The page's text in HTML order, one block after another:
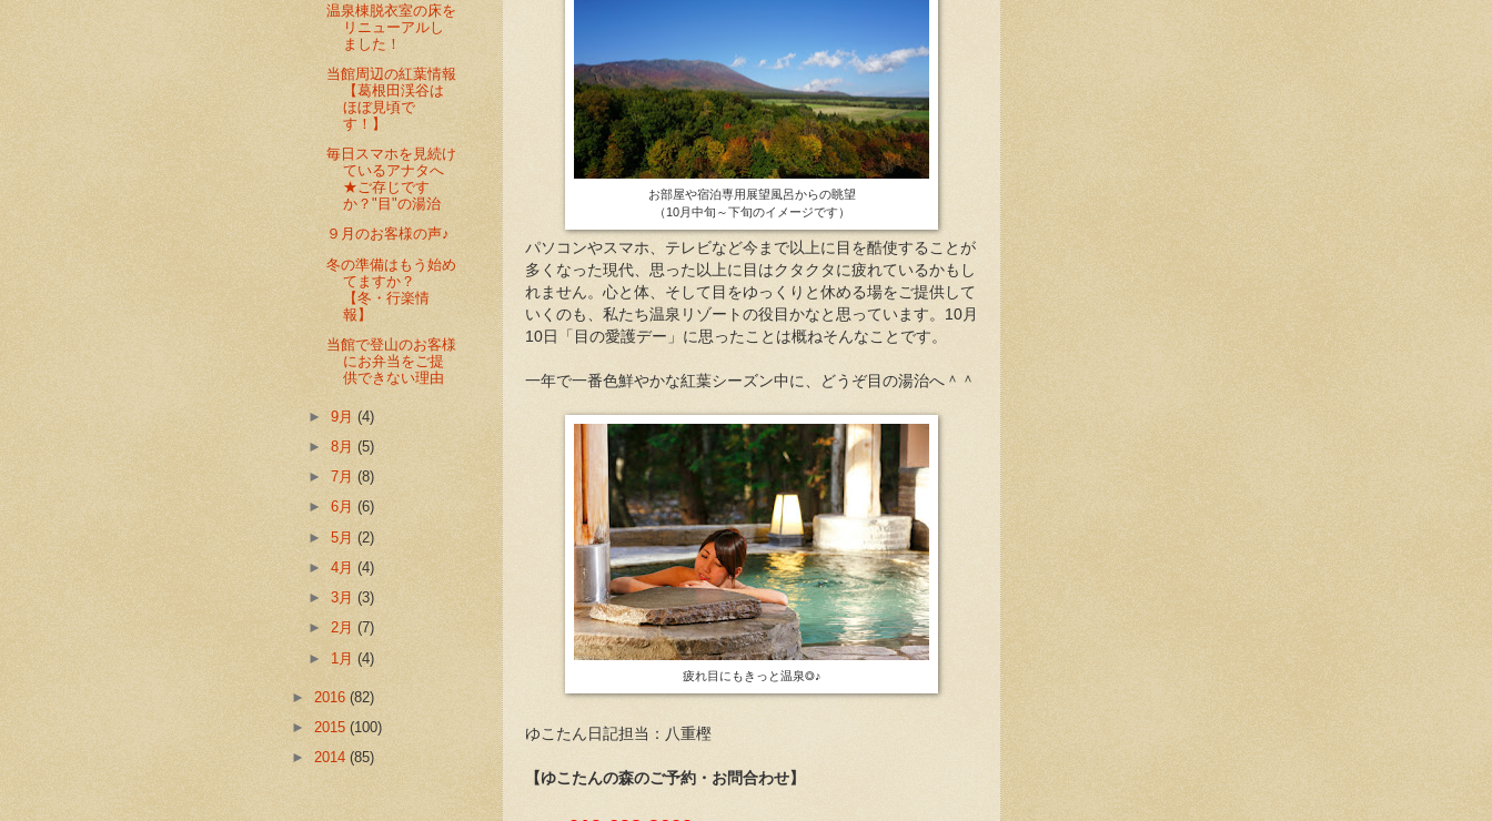
お部屋や宿泊専用展望風呂からの眺望
（10月中旬～下旬のイメージです）
パソコンやスマホ、テレビなど今まで以上に目を酷使することが
多くなった現代、思った以上に目はクタクタに疲れているかもし
れません。心と体、そして目をゆっくりと休める場をご提供して
いくのも、私たち温泉リゾートの役目かなと思っています。10月
10日「目の愛護デー」に思ったことは概ねそんなことです。
一年で一番色鮮やかな紅葉シーズン中に、どうぞ目の湯治へ＾＾
疲れ目にもきっと温泉◎♪
ゆこたん日記担当：八重樫
【ゆこたんの森のご予約・お問合わせ】
温泉棟脱衣室の床を
リニューアルし
ました！
当館周辺の紅葉情報
【葛根田渓谷は
ほぼ見頃で
す！】
毎日スマホを見続け
ているアナタへ
★ご存じです
か？"目"の湯治
９月のお客様の声♪
冬の準備はもう始め
てますか？
【冬・行楽情
報】
当館で登山のお客様
にお弁当をご提
供できない理由
►9月(4)
►8月(5)
►7月(8)
►6月(6)
►5月(2)
►4月(4)
►3月(3)
►2月(7)
► 1月(4)
► 2016 (82)
► 2015 (100)
► 2014 (85)